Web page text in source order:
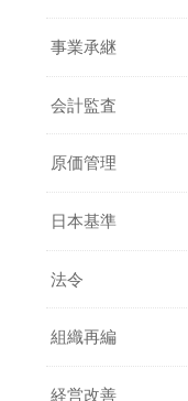
事業承継
会計監査
原価管理
日本基準
法令
組織再編
経営改善